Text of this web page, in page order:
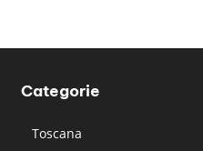
Categorie
Toscana